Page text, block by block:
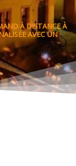
À DISTANCE À
AVEC UN